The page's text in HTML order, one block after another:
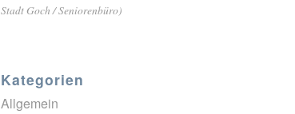
Stadt Goch / Seniorenbüro)
Kategorien
Allgemein